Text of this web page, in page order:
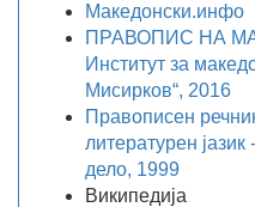
Македонски.инфо
ПРАВОПИС НА
Институт за
Мисирков“, 2016
Правописен
литературен
дело, 1999
Википедија